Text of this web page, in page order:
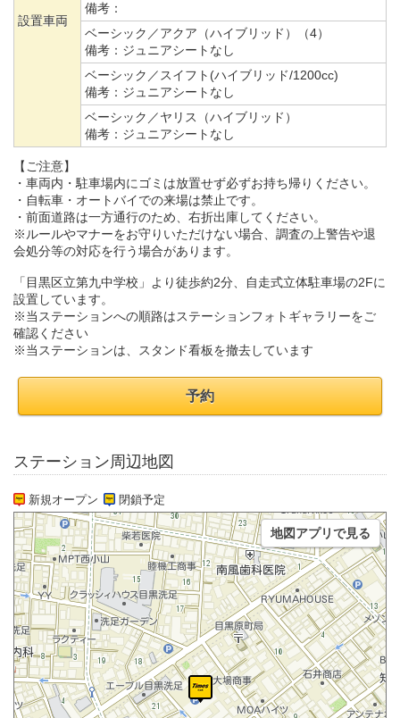
設置車両
備考：
ベーシック／アクア（ハイブリッド）（4）
備考： ジュニアシートなし
ベーシック／スイフト(ハイブリッド/1200cc)
備考： ジュニアシートなし
ベーシック／ヤリス（ハイブリッド）
備考： ジュニアシートなし
【ご注意】
・車両内・駐車場内にゴミは放置せず必ずお持ち帰りください。
・自転車・オートバイでの来場は禁止です。
・前面道路は一方通行のため、右折出庫してください。
※ルールやマナーをお守りいただけない場合、調査の上警告や退
会処分等の対応を行う場合があります。
「目黒区立第九中学校」より徒歩約2分、自走式立体駐車場の2Fに
設置しています。
※当ステーションへの順路はステーションフォトギャラリーをご
確認ください
※当ステーションは、スタンド看板を撤去しています
予約
ステーション周辺地図
新規オープン 閉鎖予定
地図アプリで見る